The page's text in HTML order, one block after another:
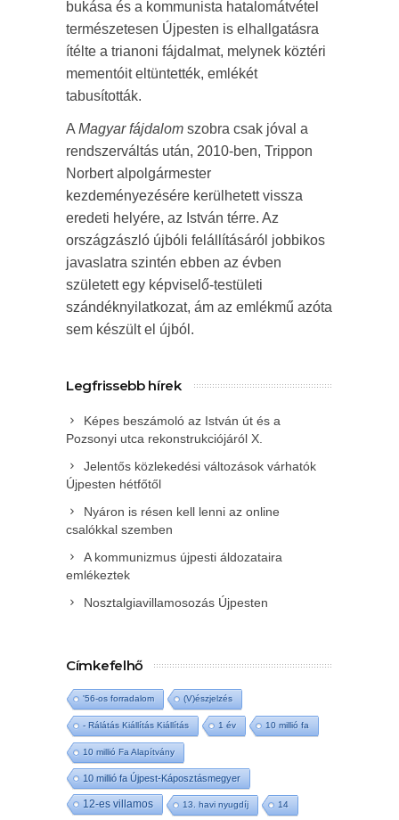
bukása és a kommunista hatalomátvétel
természetesen Újpesten is elhallgatásra
ítélte a trianoni fájdalmat, melynek köztéri
mementóit eltüntették, emlékét
tabusították.
A Magyar fájdalom szobra csak jóval a
rendszerváltás után, 2010-ben, Trippon
Norbert alpolgármester
kezdeményezésére kerülhetett vissza
eredeti helyére, az István térre. Az
országzászló újbóli felállításáról jobbikos
javaslatra szintén ebben az évben
született egy képviselő-testületi
szándéknyilatkozat, ám az emlékmű azóta
sem készült el újból.
Legfrissebb hírek
Képes beszámoló az István út és a
Pozsonyi utca rekonstrukciójáról X.
Jelentős közlekedési változások várhatók
Újpesten hétfőtől
Nyáron is résen kell lenni az online
csalókkal szemben
A kommunizmus újpesti áldozataira
emlékeztek
Nosztalgiavillamosozás Újpesten
Címkefelhő
'56-os forradalom (V)észjelzés
- Rálátás Kiállítás Kiállítás 1 év 10 millió fa
10 millió Fa Alapítvány
10 millió fa Újpest-Káposztásmegyer
12-es villamos 13. havi nyugdíj 14